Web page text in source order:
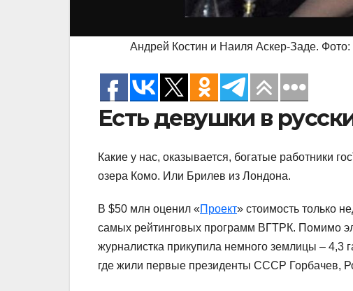
Андрей Костин и Наиля Аскер-Заде.
Есть девушки в
Какие у нас, оказывается, богатые работники
озера Комо. Или Брилев из Лондона.
В $50 млн оценил «Проект» стоимость только
самых рейтинговых программ ВГТРК. Помимо
журналистка прикупила немного землицы – 4,3
где жили первые президенты СССР Горбачев,